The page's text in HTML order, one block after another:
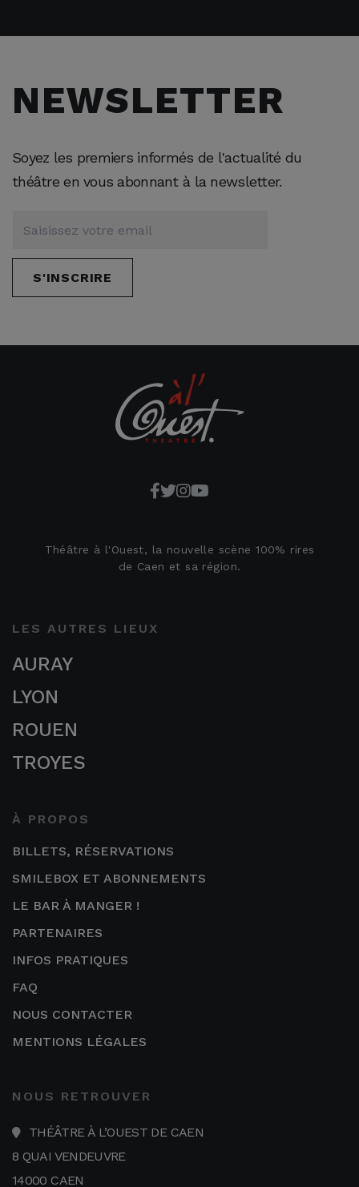
NEWSLETTER
Soyez les premiers informés de l'actualité du
théâtre en vous abonnant à la newsletter.
S'INSCRIRE
Théâtre à l'Ouest, la nouvelle scène 100% rires
de Caen et sa région.
LES AUTRES LIEUX
AURAY
LYON
ROUEN
TROYES
À PROPOS
BILLETS, RÉSERVATIONS
SMILEBOX ET ABONNEMENTS
LE BAR À MANGER !
PARTENAIRES
INFOS PRATIQUES
FAQ
NOUS CONTACTER
MENTIONS LÉGALES
NOUS RETROUVER
THÉÂTRE À L’OUEST DE CAEN
8 QUAI VENDEUVRE
14000 CAEN